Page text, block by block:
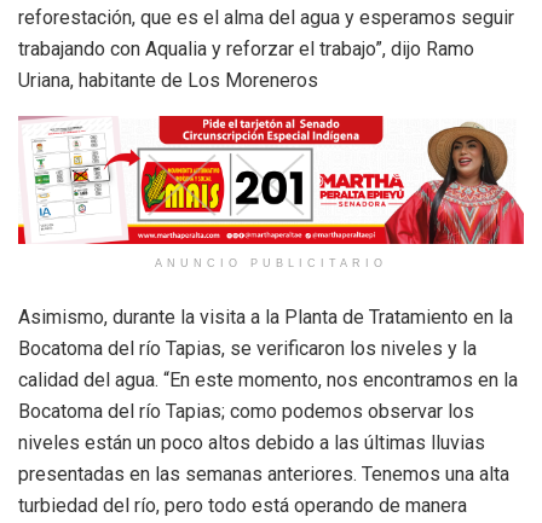
reforestación, que es el alma del agua y esperamos seguir
trabajando con Aqualia y reforzar el trabajo”, dijo Ramo
Uriana, habitante de Los Moreneros
ANUNCIO PUBLICITARIO
Asimismo, durante la visita a la Planta de Tratamiento en la
Bocatoma del río Tapias, se verificaron los niveles y la
calidad del agua. “En este momento, nos encontramos en la
Bocatoma del río Tapias; como podemos observar los
niveles están un poco altos debido a las últimas lluvias
presentadas en las semanas anteriores. Tenemos una alta
turbiedad del río, pero todo está operando de manera